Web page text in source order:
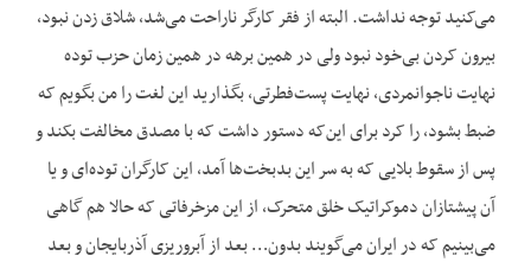
می‌کنید توجه نداشت. البته از فقر کارگر ناراحت می‌شد، شلاق زدن نبود،
بیرون کردن بی‌خود نبود ولی در همین برهه در همین زمان حزب توده
نهایت ناجوانمردی، نهایت پست‌فطرتی، بگذارید این لغت را من بگویم که
ضبط بشود، را کرد برای این‌که دستور داشت که با مصدق مخالفت بکند و
پس از سقوط بلایی که به سر این بدبخت‌ها آمد، این کارگران توده‌ای و یا
آن پیشتازان دموکراتیک خلق متحرک، از این مزخرفاتی که حالا هم گاهی
می‌بینیم که در ایران می‌گویند بدون… بعد از آبروریزی آذربایجان و بعد